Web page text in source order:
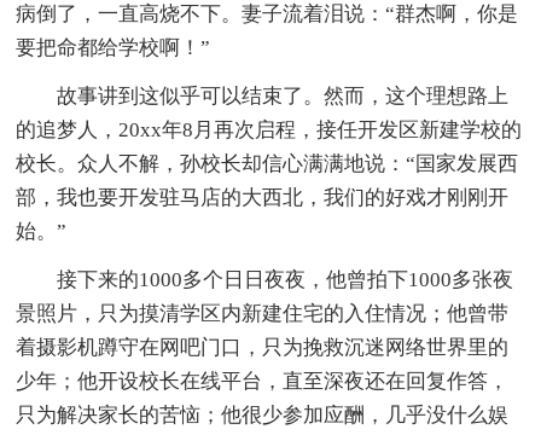
病倒了，一直高烧不下。妻子流着泪说：“群杰啊，你是
要把命都给学校啊！”
故事讲到这似乎可以结束了。然而，这个理想路上
的追梦人，20xx年8月再次启程，接任开发区新建学校的
校长。众人不解，孙校长却信心满满地说：“国家发展西
部，我也要开发驻马店的大西北，我们的好戏才刚刚开
始。”
接下来的1000多个日日夜夜，他曾拍下1000多张夜
景照片，只为摸清学区内新建住宅的入住情况；他曾带
着摄影机蹲守在网吧门口，只为挽救沉迷网络世界里的
少年；他开设校长在线平台，直至深夜还在回复作答，
只为解决家长的苦恼；他很少参加应酬，几乎没什么娱